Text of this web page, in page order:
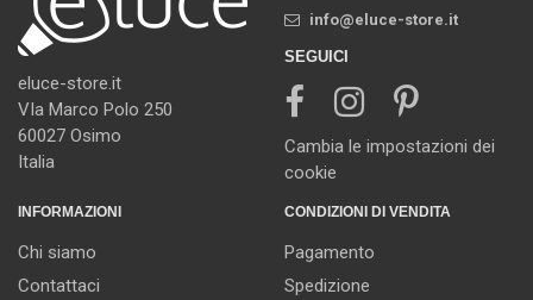
eluce-store.it
VIa Marco Polo 250
60027 Osimo
Italia
info@eluce-store.it
SEGUICI
Cambia le impostazioni dei
cookie
INFORMAZIONI
Chi siamo
Contattaci
CONDIZIONI DI VENDITA
Pagamento
Spedizione